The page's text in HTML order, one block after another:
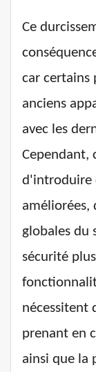
Ce
car certains
anciens
avec les
Cependant,
d'introduire
améliorées,
globales du
sécurité
nécessitent
prenant en
ainsi que la